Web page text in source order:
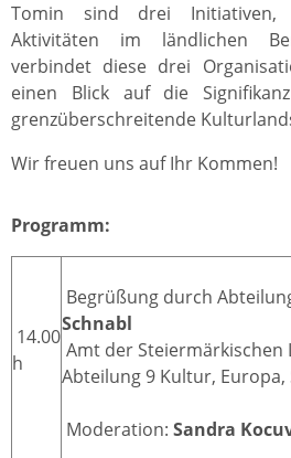
Tomin sind drei
Aktivitäten im ländlichen
verbindet diese drei
einen Blick auf die
grenzüberschreitende
Wir freuen uns auf Ihr Kommen!
Programm:
14.00
h
Begrüßung durch
Schnabl
Amt der Steiermärkischen
Abteilung 9 Kultur,
Moderation: Sandra